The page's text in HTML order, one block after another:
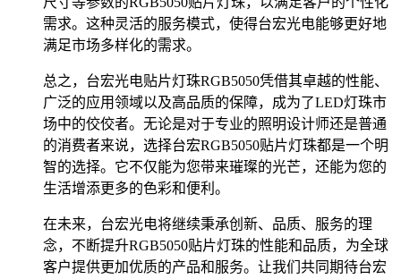
需求。这种灵活的服务模式，使得台宏光电能够更好地
满足市场多样化的需求。
总之，台宏光电贴片灯珠RGB5050凭借其卓越的性能、
广泛的应用领域以及高品质的保障，成为了LED灯珠市
场中的佼佼者。无论是对于专业的照明设计师还是普通
的消费者来说，选择台宏RGB5050贴片灯珠都是一个明
智的选择。它不仅能为您带来璀璨的光芒，还能为您的
生活增添更多的色彩和便利。
在未来，台宏光电将继续秉承创新、品质、服务的理
念，不断提升RGB5050贴片灯珠的性能和品质，为全球
客户提供更加优质的产品和服务。让我们共同期待台宏